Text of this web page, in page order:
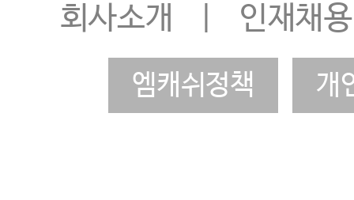
회사소개 인재채용
엠캐쉬정책 개